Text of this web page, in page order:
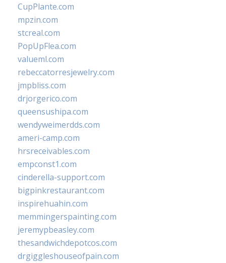
CupPlante.com
mpzin.com
stcreal.com
PopUpFlea.com
valueml.com
rebeccatorresjewelry.com
jmpbliss.com
drjorgerico.com
queensushipa.com
wendyweimerdds.com
ameri-camp.com
hrsreceivables.com
empconst1.com
cinderella-support.com
bigpinkrestaurant.com
inspirehuahin.com
memmingerspainting.com
jeremypbeasley.com
thesandwichdepotcos.com
drgiggleshouseofpain.com